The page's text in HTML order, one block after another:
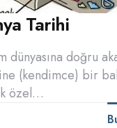
Tarihi
dünyasına doğru
(kendimce) bir
özel…